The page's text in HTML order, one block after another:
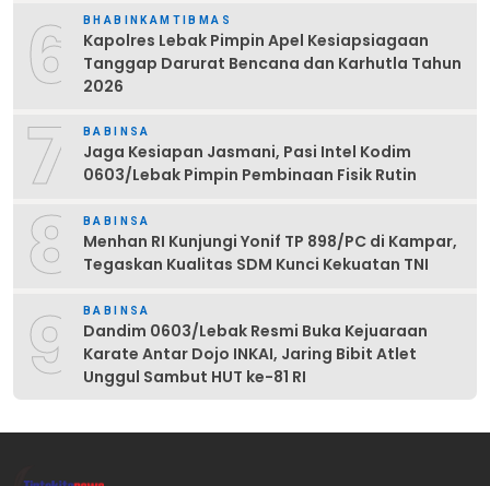
6 BHABINKAMTIBMAS
Kapolres Lebak Pimpin Apel Kesiapsiagaan
Tanggap Darurat Bencana dan Karhutla Tahun
2026
7 BABINSA
Jaga Kesiapan Jasmani, Pasi Intel Kodim
0603/Lebak Pimpin Pembinaan Fisik Rutin
8 BABINSA
Menhan RI Kunjungi Yonif TP 898/PC di Kampar,
Tegaskan Kualitas SDM Kunci Kekuatan TNI
9 BABINSA
Dandim 0603/Lebak Resmi Buka Kejuaraan
Karate Antar Dojo INKAI, Jaring Bibit Atlet
Unggul Sambut HUT ke-81 RI